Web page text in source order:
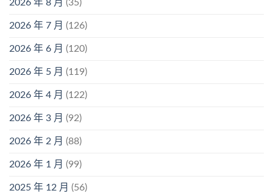
2026 年 8 月 (35)
2026 年 7 月 (126)
2026 年 6 月 (120)
2026 年 5 月 (119)
2026 年 4 月 (122)
2026 年 3 月 (92)
2026 年 2 月 (88)
2026 年 1 月 (99)
2025 年 12 月 (56)